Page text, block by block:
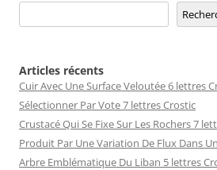
Articles récents
Cuir Avec Une Surface Veloutée 6 lettres
Sélectionner Par Vote 7 lettres Crostic
Crustacé Qui Se Fixe Sur Les Rochers 7
Produit Par Une Variation De Flux Dans
Arbre Emblématique Du Liban 5 lettres